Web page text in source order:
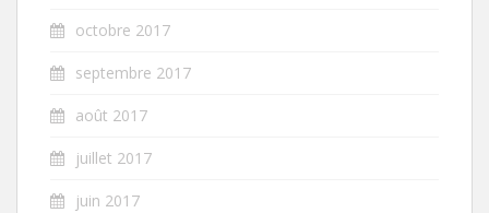
octobre 2017
septembre 2017
août 2017
juillet 2017
juin 2017